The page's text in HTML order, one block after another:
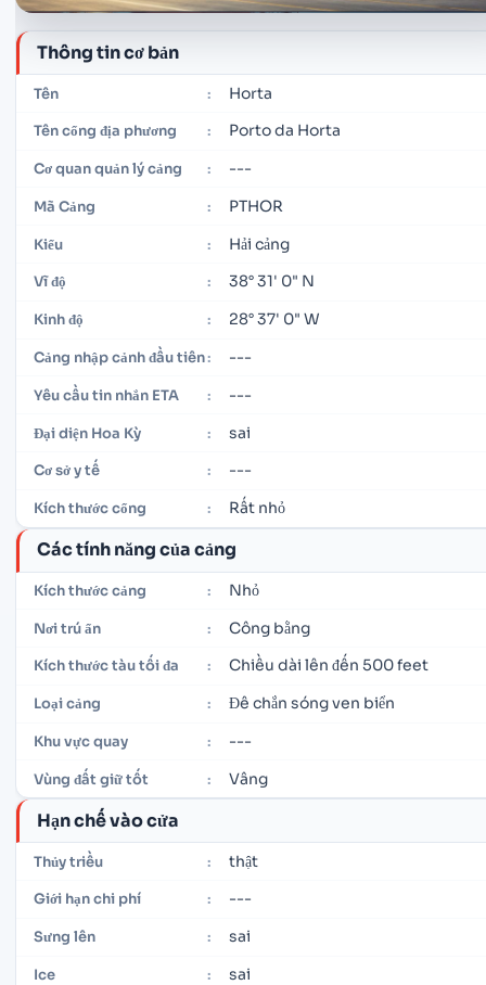
Thông tin cơ bản
Tên : Horta
Tên cổng địa phương : Porto da Horta
Cơ quan quản lý cảng : ---
Mã Cảng : PTHOR
Kiểu : Hải cảng
Vĩ độ : 38° 31' 0" N
Kinh độ : 28° 37' 0" W
Cảng nhập cảnh đầu tiên: ---
Yêu cầu tin nhắn ETA : ---
Đại diện Hoa Kỳ : sai
Cơ sở y tế : ---
Kích thước cổng : Rất nhỏ
Các tính năng của cảng
Kích thước cảng : Nhỏ
Nơi trú ẩn : Công bằng
Kích thước tàu tối đa : Chiều dài lên đến 500 feet
Loại cảng : Đê chắn sóng ven biển
Khu vực quay : ---
Vùng đất giữ tốt : Vâng
Hạn chế vào cửa
Thủy triều : thật
Giới hạn chi phí : ---
Sưng lên : sai
Ice : sai